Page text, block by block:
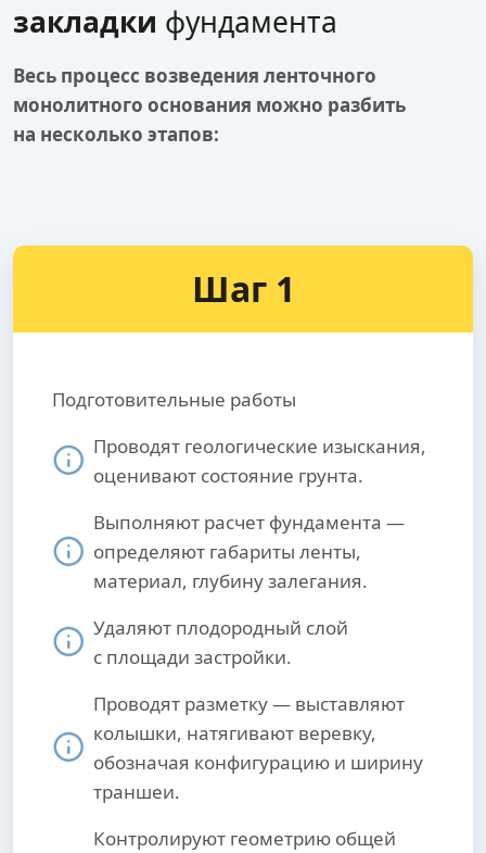
закладки фундамента
Весь процесс возведения ленточного
монолитного основания можно разбить
на несколько этапов:
Шаг 1
Подготовительные работы
Проводят геологические изыскания,
оценивают состояние грунта.
Выполняют расчет фундамента —
определяют габариты ленты,
материал, глубину залегания.
Удаляют плодородный слой
с площади застройки.
Проводят разметку — выставляют
колышки, натягивают веревку,
обозначая конфигурацию и ширину
траншеи.
Контролируют геометрию общей